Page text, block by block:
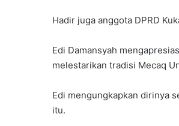
Hadir juga anggota DPRD
Edi Damansyah
melestarikan tradisi Mecaq
Edi mengungkapkan dirinya
itu.